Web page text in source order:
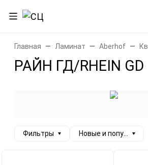
Главная Ламинат Aberhof
РАЙН ГД/RHEIN GD
Фильтры Новые и популярные